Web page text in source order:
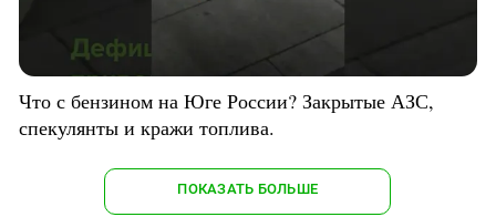
Что с бензином на Юге России? Закрытые АЗС,
спекулянты и кражи топлива.
ПОКАЗАТЬ БОЛЬШЕ